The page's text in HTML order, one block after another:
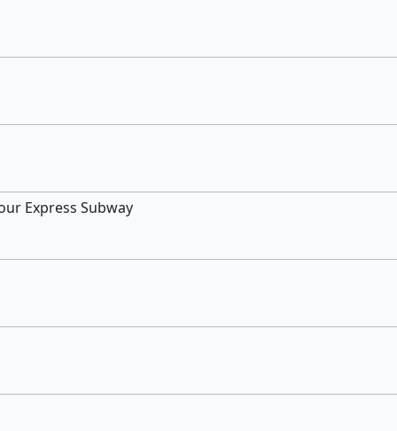
Express Subway